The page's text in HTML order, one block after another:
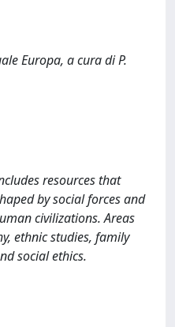
Europa, a cura di P.
resources that
by social forces and
civilizations. Areas
ethnic studies, family
social ethics.